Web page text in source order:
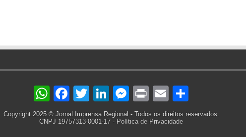
WhatsApp
Facebook
TwitterLinkedIn
Messenger
PrintEmail
Copyright 2025 © Jornal Imprensa Regional - Todos os direitos reservados.
CNPJ 19757313-0001-17 - Política de Privacidade